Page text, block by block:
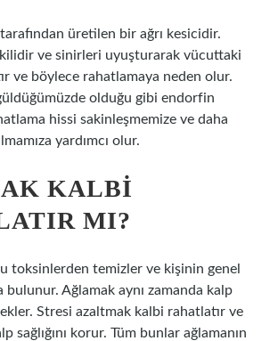
üretilen bir ağrı kesicidir.
ve sinirleri uyuşturarak vücuttaki
ve böylece rahatlamaya neden olur.
güldüğümüzde olduğu gibi endorfin
hissi sakinleşmemize ve daha
yardımcı olur.
KALBI
MI?
toksinlerden temizler ve kişinin genel
bulunur. Ağlamak aynı zamanda kalp
Stresi azaltmak kalbi rahatlatır ve
sağlığını korur. Tüm bunlar ağlamanın